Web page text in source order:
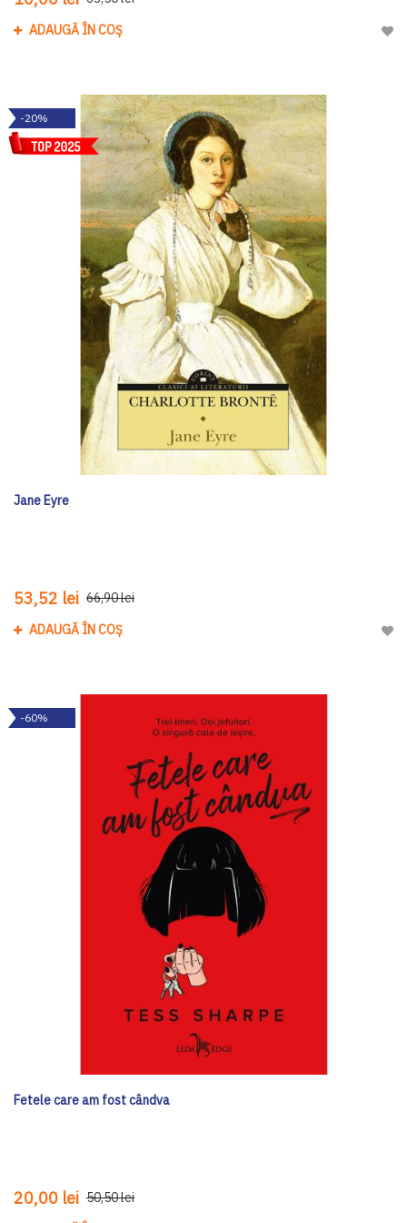
ADAUGĂ ÎN COȘ
-20%
Jane Eyre
53,52 lei 66,90 lei
ADAUGĂ ÎN COȘ
-60%
Fetele care am fost cândva
20,00 lei 50,50 lei